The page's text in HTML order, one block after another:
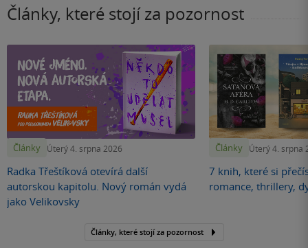
Články, které stojí za pozornost
Články Úterý 4. srpna 2026
Radka Třeštíková otevírá další
autorskou kapitolu. Nový román vydá
jako Velikovsky
Články Úterý 4. srpna
7 knih, které si
romance, thrillery,
Články, které stojí za pozornost